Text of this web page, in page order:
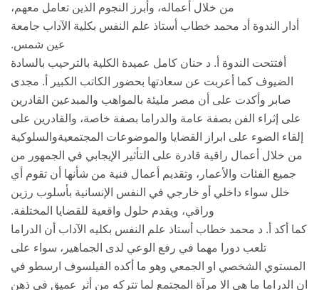
من خلال أعماله، وأبرز النجوم الذين تعامل معهم،
أدار الندوة أد محمد خطاب أستاذ علم النفس بكلية الآداب جامعة
عين شمس.
أفتتحت الندوة أ. د حنان كامل عميدة الكلية بالترحيب بالسادة
الضيوف كما أعربت عن سعادتها بحضور الكاتب الكبير أ. مجدى
صابر وأكدت على أن مصر مليئة بالمواهب والمبدعين القادرين
على إثراء الفن بصفة عامة والدراما بصفة خاصة، والقادرين على
إلقاء الضوء على ابراز القضايا والموضوعات المجتمعيةوالسلوكية
من خلال أعمال راقية قادرة على التأثير الإيجابي في الجمهور من
جميع الفئات والأعمار، وتقديم أعمال فنية من شأنها أن تقوم أي
خلل سواء داخلي أو خارجي في النفس الإنسانية بأسلوب رزين
وراقي، ويقدم حلول واقعية للقضايا المختلفة.
كما أكد أ. د محمد خطاب أستاذ علم النفس بكليه الآداب أن الدراما
تلعب دورا مهما في رفع الوعي لدى الجماهير، سواء على
المستوي الشخصي او الجمعي وهو ما أكده الفيلسوف ارسطو في
ان الدراما ما هى الا مرآة المجتمع لما تتركه من أثر عميق في ذهن